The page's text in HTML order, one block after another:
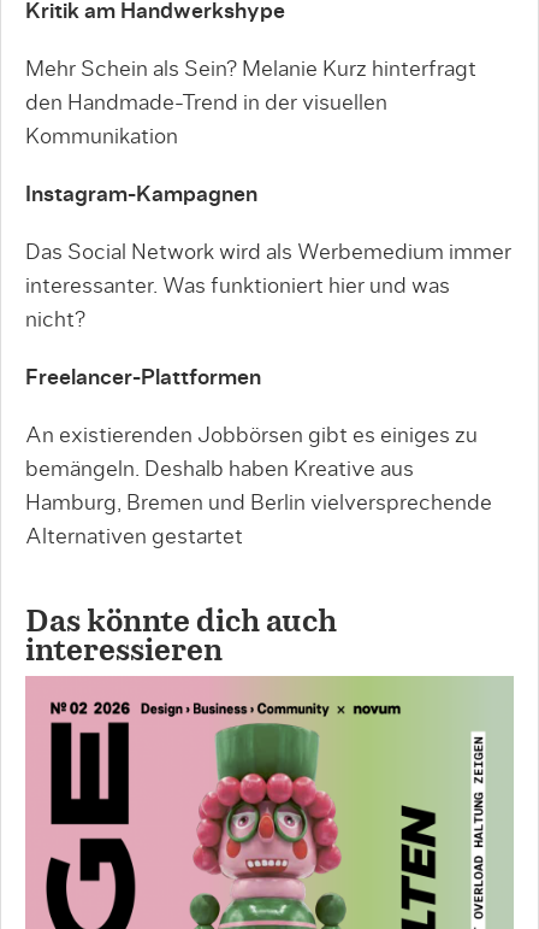
Kritik am Handwerkshype
Mehr Schein als Sein? Melanie Kurz hinterfragt
den Handmade-Trend in der visuellen
Kommunikation
Instagram-Kampagnen
Das Social Network wird als Werbemedium immer
interessanter. Was funktioniert hier und was
nicht?
Freelancer-Plattformen
An existierenden Jobbörsen gibt es einiges zu
bemängeln. Deshalb haben Kreative aus
Hamburg, Bremen und Berlin vielversprechende
Alternativen gestartet
Das könnte dich auch
interessieren